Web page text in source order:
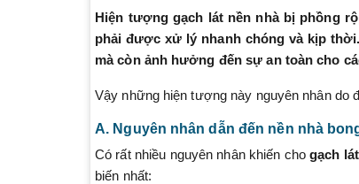
Hiện tượng gạch lát nền nhà bị phồng
phải được xử lý nhanh chóng và kịp
mà còn ảnh hưởng đến sự an toàn cho
Vậy những hiện tượng này nguyên nhân do
A. Nguyên nhân dẫn đến nền nhà
Có rất nhiều nguyên nhân khiến chogạch
biến nhất: